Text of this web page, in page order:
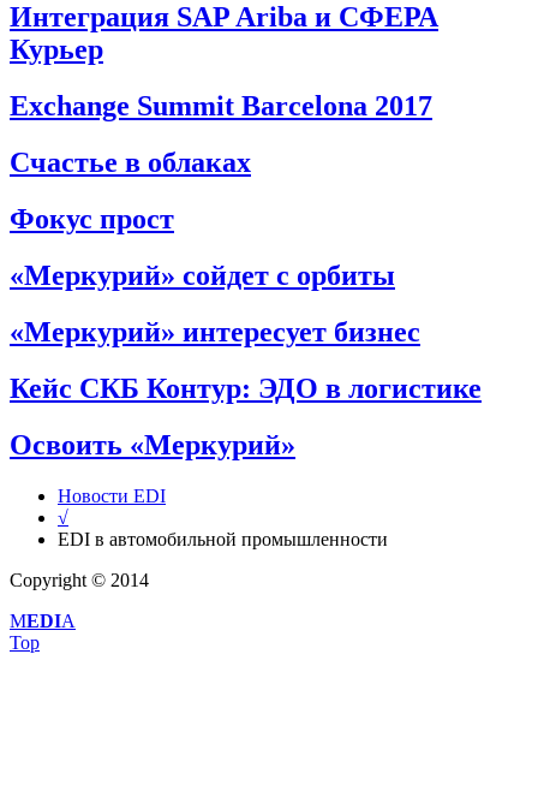
Интеграция SAP Ariba и СФЕРА
Курьер
Exchange Summit Barcelona 2017
Счастье в облаках
Фокус прост
«Меркурий» сойдет с орбиты
«Меркурий» интересует бизнес
Кейс СКБ Контур: ЭДО в логистике
Освоить «Меркурий»
Новости EDI
√
EDI в автомобильной промышленности
Copyright © 2014
MEDIA
Top